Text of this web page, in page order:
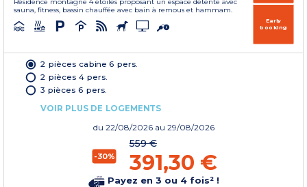
sauna, fitness, bassin chauffée avec bain à remous et hammam.
Early
booking
2 pièces cabine 6 pers.
2 pièces 4 pers.
3 pièces 6 pers.
VOIR PLUS DE LOGEMENTS
du 22/08/2026 au 29/08/2026
-30%
559 €
391,30 €
Payez en 3 ou 4 fois² !